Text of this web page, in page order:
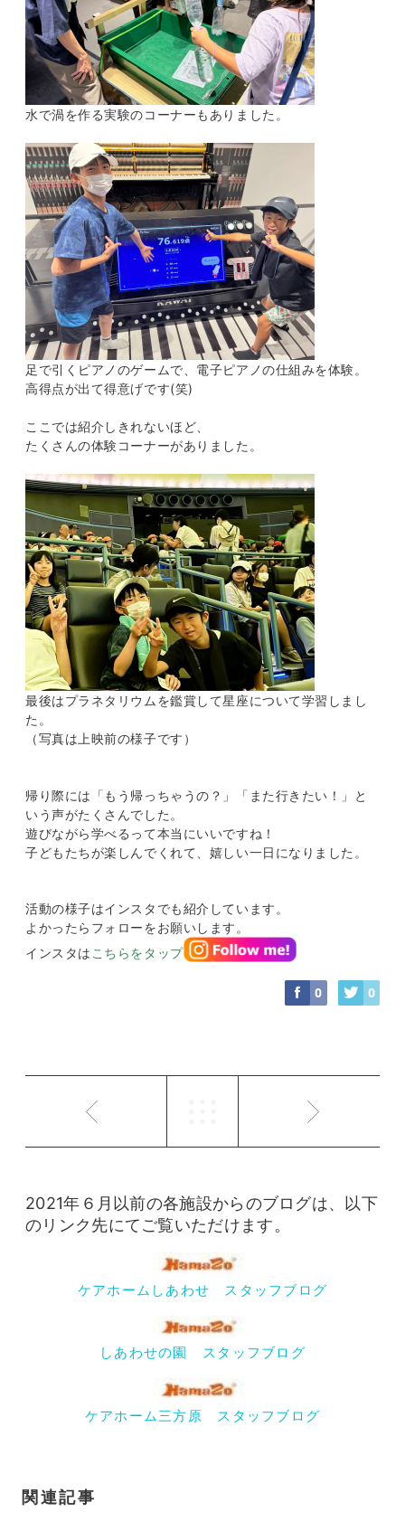
水で渦を作る実験のコーナーもありました。
足で引くピアノのゲームで、電子ピアノの仕組みを体験。
高得点が出て得意げです(笑)
ここでは紹介しきれないほど、
たくさんの体験コーナーがありました。
最後はプラネタリウムを鑑賞して星座について学習しまし
た。
（写真は上映前の様子です）
帰り際には「もう帰っちゃうの？」「また行きたい！」と
いう声がたくさんでした。
遊びながら学べるって本当にいいですね！
子どもたちが楽しんでくれて、嬉しい一日になりました。
活動の様子はインスタでも紹介しています。
よかったらフォローをお願いします。
インスタは こちらをタップ
0 0
2021年６月以前の各施設からのブログは、以下
のリンク先にてご覧いただけます。
ケアホームしあわせ スタッフブログ
しあわせの園 スタッフブログ
ケアホーム三方原 スタッフブログ
関連記事